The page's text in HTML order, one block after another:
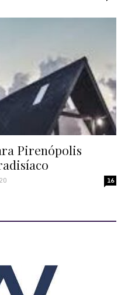
Pirenópolis
16